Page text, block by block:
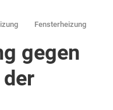
Fensterheizung
gegen